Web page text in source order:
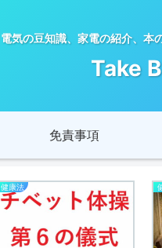
電気の豆知識、家電の紹介、本
Take
免責事項
健康法